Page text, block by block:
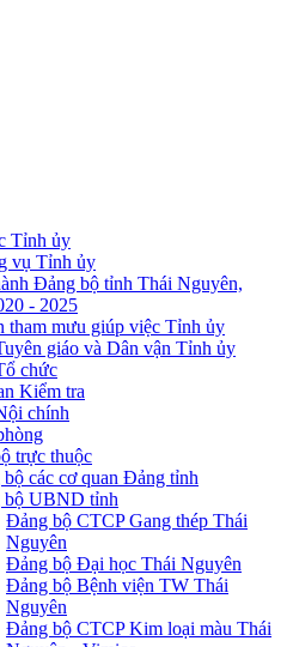
Tỉnh ủy
vụ Tỉnh ủy
Đảng bộ tỉnh Thái Nguyên,
- 2025
tham mưu giúp việc Tỉnh ủy
giáo và Dân vận Tỉnh ủy
chức
Kiểm tra
chính
trực thuộc
các cơ quan Đảng tỉnh
bộ UBND tỉnh
Đảng bộ CTCP Gang thép Thái
Nguyên
Đảng bộ Đại học Thái Nguyên
Đảng bộ Bệnh viện TW Thái
Nguyên
Đảng bộ CTCP Kim loại màu Thái